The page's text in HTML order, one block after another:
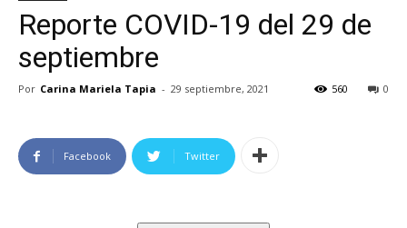
Reporte COVID-19 del 29 de
septiembre
Por Carina Mariela Tapia - 29 septiembre, 2021 0
560
Facebook Twitter